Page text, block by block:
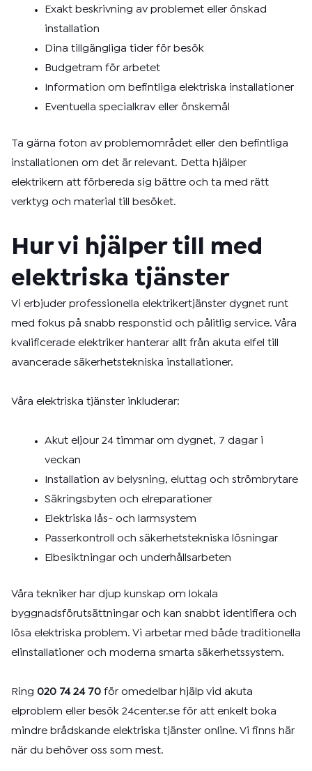
Exakt beskrivning av problemet eller önskad
installation
Dina tillgängliga tider för besök
Budgetram för arbetet
Information om befintliga elektriska installationer
Eventuella specialkrav eller önskemål
Ta gärna foton av problemområdet eller den befintliga
installationen om det är relevant. Detta hjälper
elektrikern att förbereda sig bättre och ta med rätt
verktyg och material till besöket.
Hur vi hjälper till med
elektriska tjänster
Vi erbjuder professionella elektrikertjänster dygnet runt
med fokus på snabb responstid och pålitlig service. Våra
kvalificerade elektriker hanterar allt från akuta elfel till
avancerade säkerhetstekniska installationer.
Våra elektriska tjänster inkluderar:
Akut eljour 24 timmar om dygnet, 7 dagar i
veckan
Installation av belysning, eluttag och strömbrytare
Säkringsbyten och elreparationer
Elektriska lås- och larmsystem
Passerkontroll och säkerhetstekniska lösningar
Elbesiktningar och underhållsarbeten
Våra tekniker har djup kunskap om lokala
byggnadsförutsättningar och kan snabbt identifiera och
lösa elektriska problem. Vi arbetar med både traditionella
elinstallationer och moderna smarta säkerhetssystem.
Ring 020 74 24 70 för omedelbar hjälp vid akuta
elproblem eller besök 24center.se för att enkelt boka
mindre brådskande elektriska tjänster online. Vi finns här
när du behöver oss som mest.